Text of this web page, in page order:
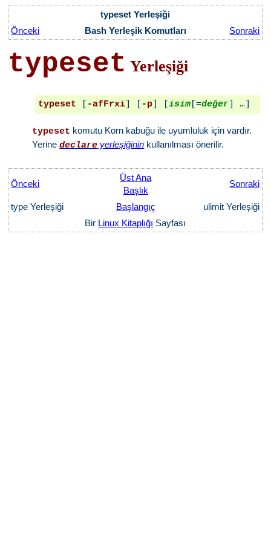
typeset Yerleşiği
Önceki
Bash Yerleşik Komutları Sonraki
typeset Yerleşiği
typeset -afFrxi] [ -p] [ isim[=değer
typeset komutu Korn kabuğu ile uyumluluk için vardır.
Yerinedeclare yerleşiğinin kullanılması önerilir.
Önceki
Üst Ana
Başlık
Sonraki
type Yerleşiği Başlangıç
ulimit Yerleşiği
Bir Linux Kitaplığı Sayfası